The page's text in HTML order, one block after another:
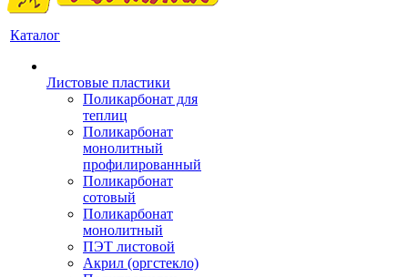
Каталог
Листовые пластики
Поликарбонат для
теплиц
Поликарбонат
монолитный
профилированный
Поликарбонат
сотовый
Поликарбонат
монолитный
ПЭТ листовой
Акрил (оргстекло)